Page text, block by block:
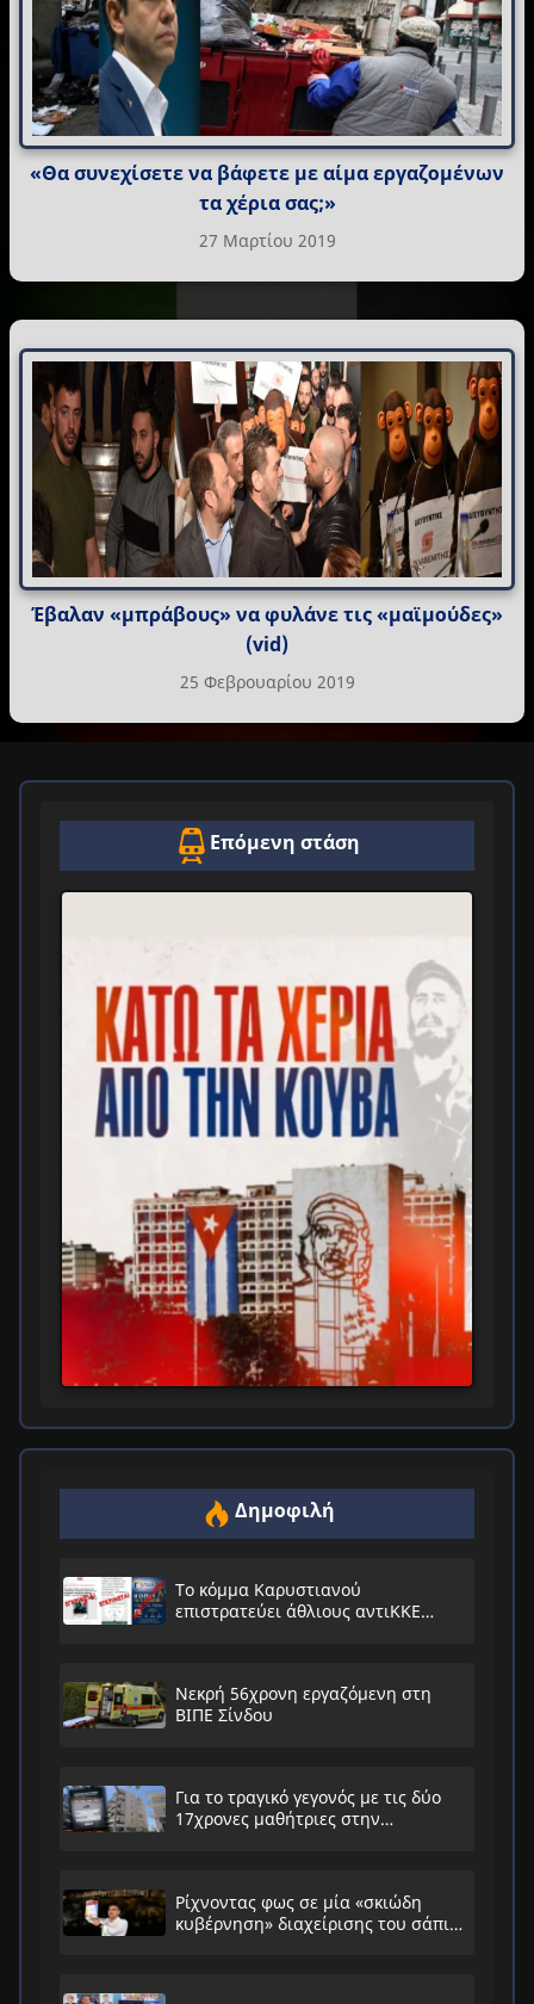
«Θα συνεχίσετε να βάφετε με αίμα εργαζομένων
τα χέρια σας;»
27 Μαρτίου 2019
Έβαλαν «μπράβους» να φυλάνε τις «μαϊμούδες»
(vid)
25 Φεβρουαρίου 2019
Επόμενη στάση
Δημοφιλή
Το κόμμα Καρυστιανού
επιστρατεύει άθλιους αντιΚΚΕ
Νεκρή 56χρονη εργαζόμενη στη
ΒΙΠΕ Σίνδου
Για το τραγικό γεγονός με τις δύο
17χρονες μαθήτριες στην
Ρίχνοντας φως σε μία «σκιώδη
κυβέρνηση» διαχείρισης του σάπιου